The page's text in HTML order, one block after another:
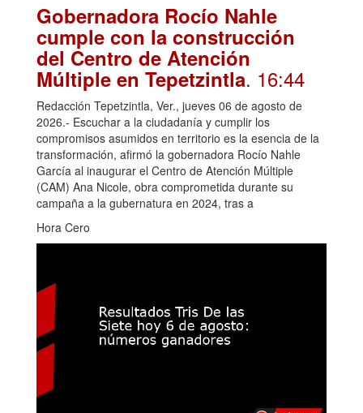
Gobernadora Rocío Nahle
cumple con la construcción
del Centro de Atención
Múltiple en Tepetzintla. 16:44
Redacción Tepetzintla, Ver., jueves 06 de agosto de
2026.- Escuchar a la ciudadanía y cumplir los
compromisos asumidos en territorio es la esencia de la
transformación, afirmó la gobernadora Rocío Nahle
García al inaugurar el Centro de Atención Múltiple
(CAM) Ana Nicole, obra comprometida durante su
campaña a la gubernatura en 2024, tras a
Hora Cero